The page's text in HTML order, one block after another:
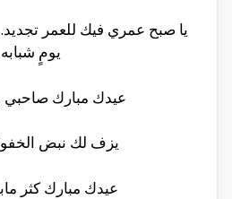
يا صبح عمري فيك للعمر
يومٍ شبابه
عيدك مبارك صاحبي
يزف لك نبض
عيدك مبارك كثر